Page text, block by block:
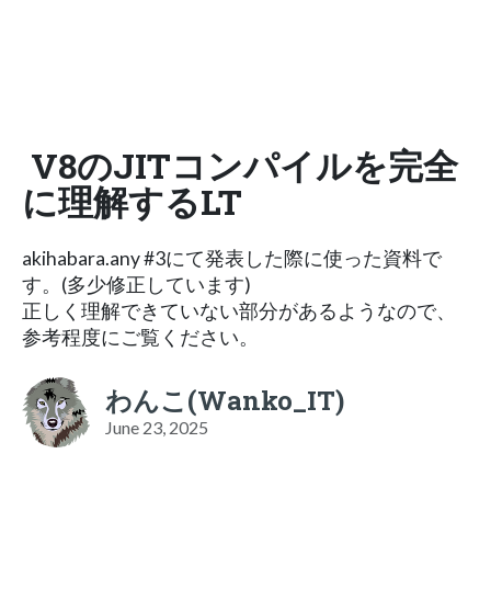
V8のJITコンパイルを完全
に理解するLT
akihabara.any #3にて発表した際に使った資料で
す。(多少修正しています)
正しく理解できていない部分があるようなので、
参考程度にご覧ください。
わんこ(Wanko_IT)
June 23, 2025